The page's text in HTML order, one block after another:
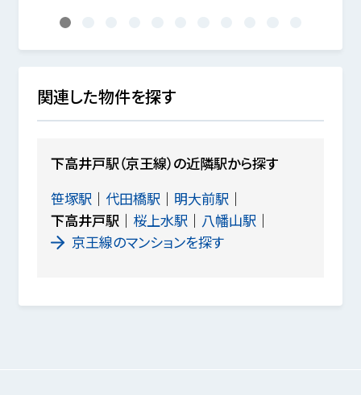
1
関連した物件を探す
下高井戸駅（京王線）の近隣駅から探す
笹塚駅
代田橋駅
明大前駅
下高井戸駅
桜上水駅
八幡山駅
京王線のマンションを探す